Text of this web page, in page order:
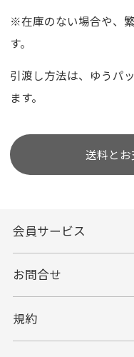
※在庫のない場合や、
す。
引渡し方法は、ゆうパ
ます。
送料と
会員サービス
お問合せ
規約